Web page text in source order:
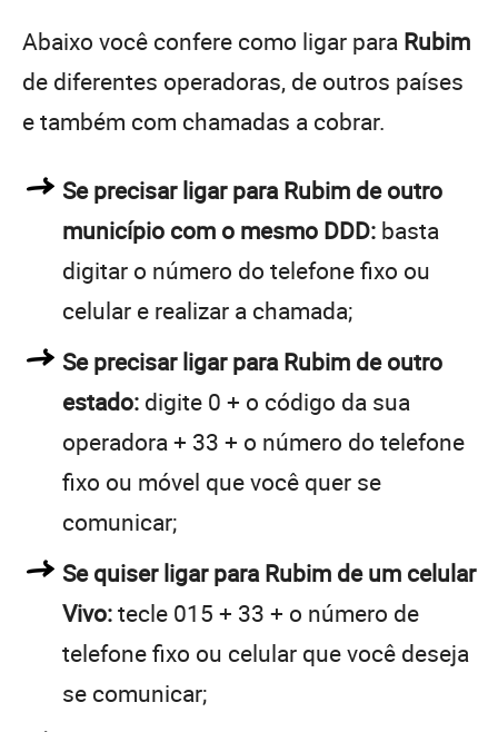
Abaixo você confere como ligar para Rubim
de diferentes operadoras, de outros países
e também com chamadas a cobrar.
Se precisar ligar para Rubim de outro
município com o mesmo DDD: basta
digitar o número do telefone fixo ou
celular e realizar a chamada;
Se precisar ligar para Rubim de outro
estado: digite 0 + o código da sua
operadora + 33 + o número do telefone
fixo ou móvel que você quer se
comunicar;
Se quiser ligar para Rubim de um celular
Vivo:tecle 015 + 33 + o número de
telefone fixo ou celular que você deseja
se comunicar;